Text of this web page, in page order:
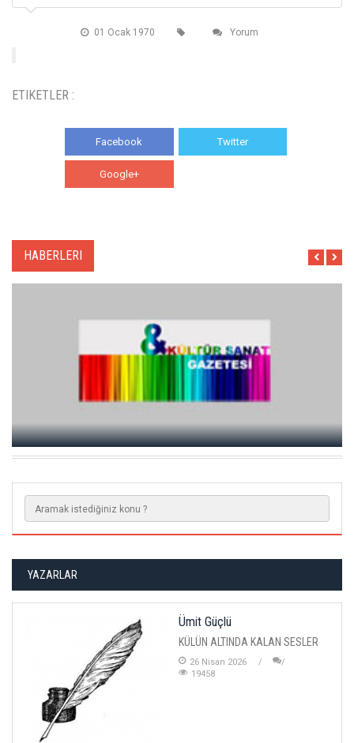
01 Ocak 1970 Yorum
ETIKETLER :
Facebook Twitter
Google+
HABERLERI
YAZARLAR
Ümit Güçlü
KÜLÜN ALTINDA KALAN SESLER
26 Nisan 2026
19458